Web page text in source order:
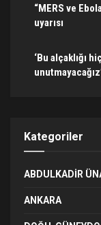
“MERS ve
uyarısı
‘Bu alçaklığı
Kategoriler
ABDULKADIR
ANKARA